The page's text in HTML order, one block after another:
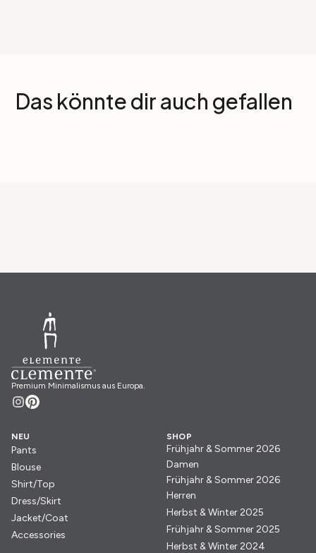
Das könnte dir auch gefallen
Premium Minimalismus aus Europa.
NEU
Pants
Blouse
Shirt/Top
Dress/Skirt
Jacket/Coat
Accessories
SHOP
Frühjahr & Sommer 2026
Damen
Frühjahr & Sommer 2026
Herren
Herbst & Winter 2025
Frühjahr & Sommer 2025
Herbst & Winter 2024